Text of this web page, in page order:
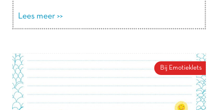
leeft op een bepaald moment, bijvoorbeeld als
er iets naars is gebeurd en je kind verdrietig is.
steeds beter over zijn emoties na te denken.
Lees meer >>
Bij Emotieklets